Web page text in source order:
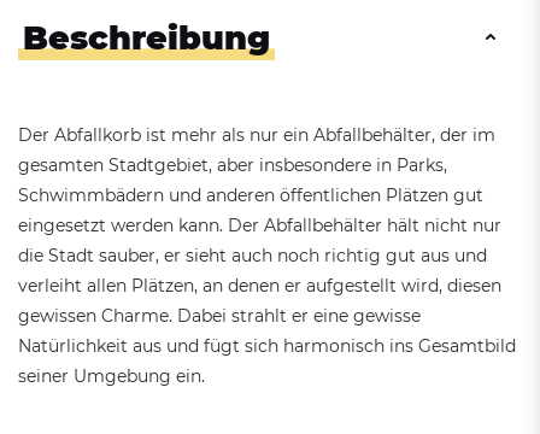
Beschreibung
Der Abfallkorb ist mehr als nur ein Abfallbehälter, der im
gesamten Stadtgebiet, aber insbesondere in Parks,
Schwimmbädern und anderen öffentlichen Plätzen gut
eingesetzt werden kann. Der Abfallbehälter hält nicht nur
die Stadt sauber, er sieht auch noch richtig gut aus und
verleiht allen Plätzen, an denen er aufgestellt wird, diesen
gewissen Charme. Dabei strahlt er eine gewisse
Natürlichkeit aus und fügt sich harmonisch ins Gesamtbild
seiner Umgebung ein.